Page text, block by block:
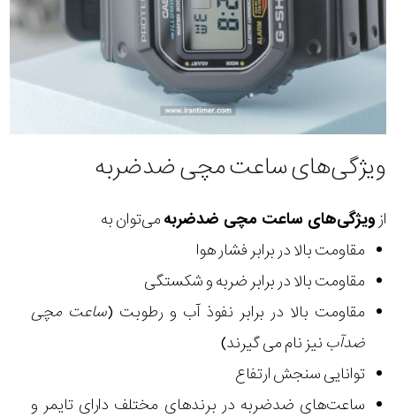
ویژگی‌های ساعت مچی ضدضربه
از ویژگی‌های ساعت مچی ضدضربهمی‌توان به
مقاومت بالا در برابر فشار هوا
مقاومت بالا در برابر ضربه و شکستگی
مقاومت بالا در برابر نفوذ آب و رطوبت (ساعت مچی
ضدآب نیز نام می گیرند)
توانایی سنجش ارتفاع
ساعت‌های ضدضربه در برندهای مختلف دارای تایمر و